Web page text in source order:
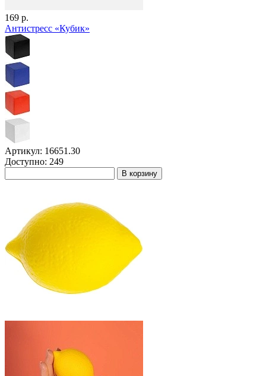
169 р.
Антистресс «Кубик»
Артикул: 16651.30
Доступно: 249
В корзину